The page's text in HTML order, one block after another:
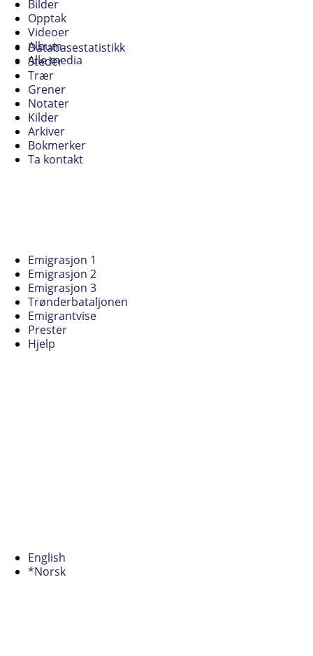
Bilder
Opptak
Videoer
Album
Alle media
Databasestatistikk
Steder
Trær
Grener
Notater
Kilder
Arkiver
Bokmerker
Ta kontakt
Emigrasjon 1
Emigrasjon 2
Emigrasjon 3
Trønderbataljonen
Emigrantvise
Prester
Hjelp
English
*Norsk